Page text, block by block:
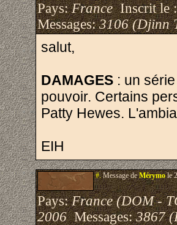
Pays:FranceInscrit le
Messages:3106 (Djinn
salut,
DAMAGES : un
pouvoir. Certains
Patty Hewes.
EIH
#.Message deMérymole
Pays:France (DOM -
2006Messages:3867